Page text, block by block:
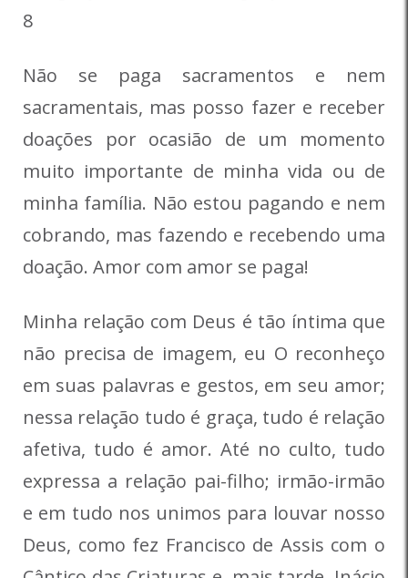
8
Não se paga sacramentos e nem
sacramentais, mas posso fazer e receber
doações por ocasião de um momento
muito importante de minha vida ou de
minha família. Não estou pagando e nem
cobrando, mas fazendo e recebendo uma
doação. Amor com amor se paga!
Minha relação com Deus é tão íntima que
não precisa de imagem, eu O reconheço
em suas palavras e gestos, em seu amor;
nessa relação tudo é graça, tudo é relação
afetiva, tudo é amor. Até no culto, tudo
expressa a relação pai-filho; irmão-irmão
e em tudo nos unimos para louvar nosso
Deus, como fez Francisco de Assis com o